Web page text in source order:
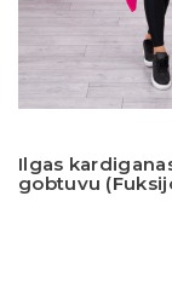
Ilgas
gobtuvu